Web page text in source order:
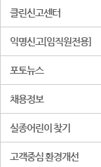
클린신고센터
익명신고[임직원전용]
포토뉴스
채용정보
실종어린이 찾기
고객중심 환경개선